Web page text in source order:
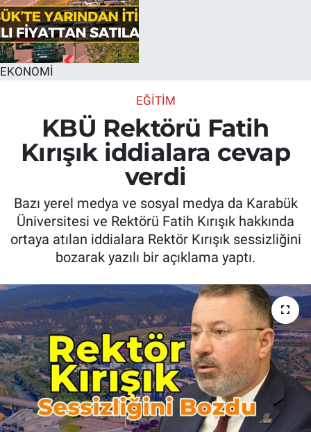
EKONOMİ
EĞİTİM
KBÜ Rektörü Fatih
Kırışık iddialara cevap
verdi
Bazı yerel medya ve sosyal medya da Karabük
Üniversitesi ve Rektörü Fatih Kırışık hakkında
ortaya atılan iddialara Rektör Kırışık sessizliğini
bozarak yazılı bir açıklama yaptı.